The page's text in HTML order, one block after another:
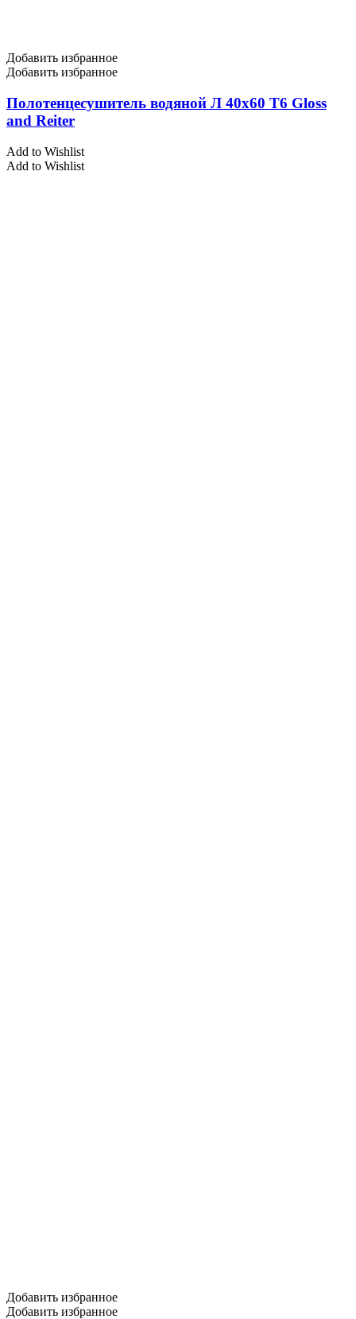
Добавить избранное
Добавить избранное
Полотенцесушитель водяной Л 40х60 Т6 Gloss
and Reiter
Add to Wishlist
Add to Wishlist
Добавить избранное
Добавить избранное